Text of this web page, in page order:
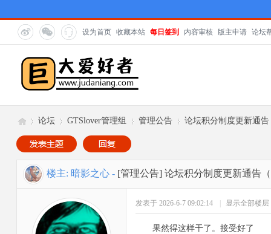
设为首页 收藏本站 每日签到 内容审核 版主申请 论坛
巨»
论坛
›
GTSlover管理组
›
管理公告
›
论坛积分制度更新通告
楼主: 暗影之心- [管理公告] 论坛积分制度更新通告（
发表于 2026-6-7 09:02:14 显示全部楼层
果然得这样干了。接受好了